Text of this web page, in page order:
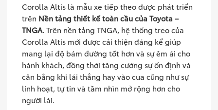
Corolla Altis là mẫu xe tiếp theo được phát triển
trên Nền tảng thiết kế toàn cầu của Toyota –
TNGA. Trên nền tảng TNGA, hệ thống treo của
Corolla Altis mới được cải thiện đáng kể giúp
mang lại độ bám đường tốt hơn và sự êm ái cho
hành khách, đồng thời tăng cường sự ổn định và
cân bằng khi lái thẳng hay vào cua cũng như sự
linh hoạt, tự tin và tầm nhìn mở rộng hơn cho
người lái.